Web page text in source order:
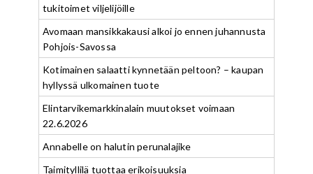
tukitoimet viljelijöille
Avomaan mansikkakausi alkoi jo ennen juhannusta
Pohjois-Savossa
Kotimainen salaatti kynnetään peltoon? – kaupan
hyllyssä ulkomainen tuote
Elintarvikemarkkinalain muutokset voimaan
22.6.2026
Annabelle on halutin perunalajike
Taimityllilä tuottaa erikoisuuksia